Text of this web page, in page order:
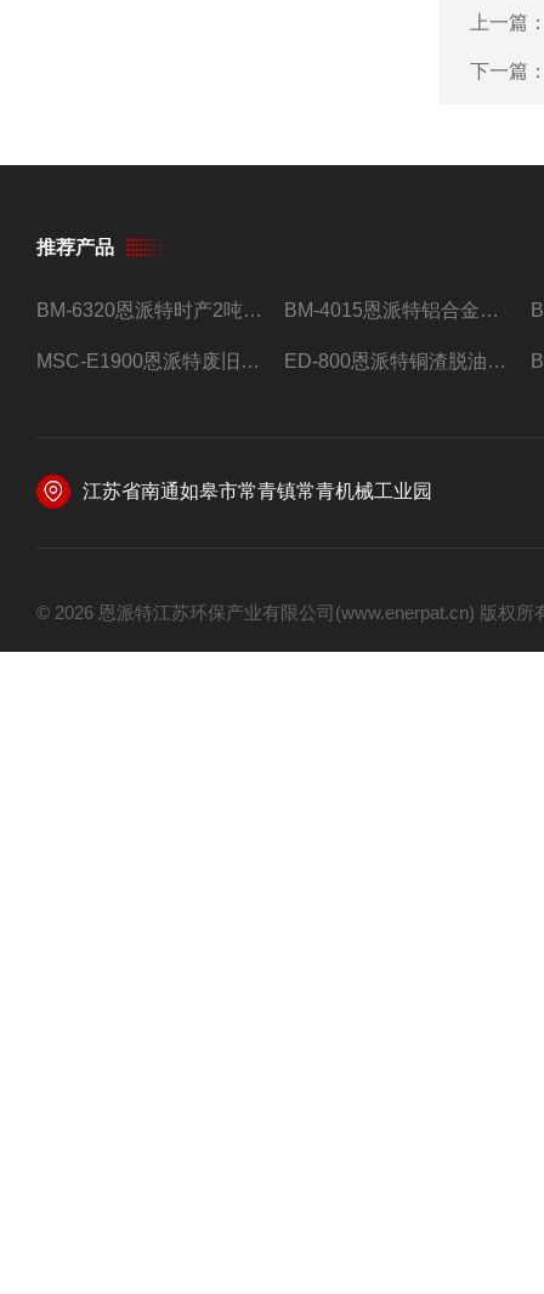
上一篇
下一篇
推荐产品
BM-6320恩派特时产2吨合金钢屑压饼机 BM-4015恩派特铝合金屑压饼机 脱油效果好
MSC-E1900恩派特废旧锂电池极片破碎处理设备 ED-800恩派特铜渣脱油机废铜屑铝屑甩油机
江苏省南通如皋市常青镇常青机械工业园
© 2026 恩派特江苏环保产业有限公司(www.enerpat.cn) 版权